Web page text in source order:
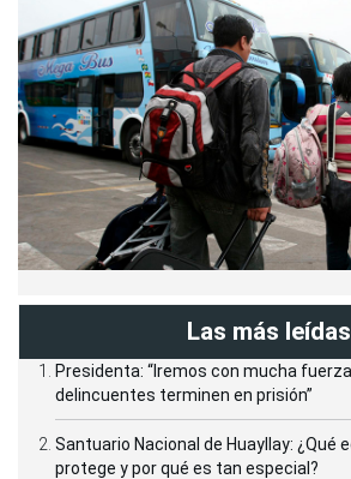
Las más leídas
Presidenta: “Iremos con mucha
delincuentes terminen en prisión”
Santuario Nacional de Huayllay: ¿Qué
protege y por qué es tan especial?